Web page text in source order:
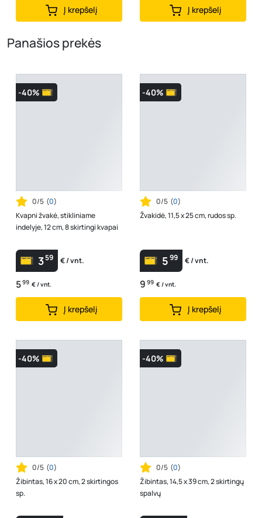
Į krepšelį Į krepšelį
Panašios prekės
-40%
0/5 (0)
Kvapni žvakė, stikliniame
indelyje, 12 cm, 8 skirtingi kvapai
359 € / vnt.
599 € / vnt.
Į krepšelį
-40%
0/5 (0)
Žvakidė, 11,5 x 25 cm, rudos sp.
599 € / vnt.
9 99 € / vnt.
Į krepšelį
-40%
0/5 (0)
Žibintas, 16 x 20 cm, 2 skirtingos
sp.
-40%
0/5 (0)
Žibintas, 14,5 x 39 cm, 2 skirtingų
spalvų